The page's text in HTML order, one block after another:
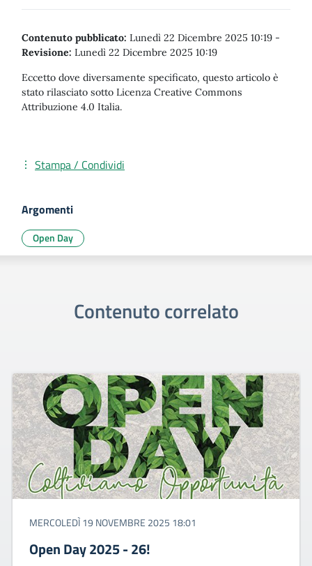
Contenuto pubblicato: Lunedì 22 Dicembre 2025 10:19 -
Revisione: Lunedì 22 Dicembre 2025 10:19
Eccetto dove diversamente specificato, questo articolo è
stato rilasciato sotto Licenza Creative Commons
Attribuzione 4.0 Italia.
Stampa / Condividi
Argomenti
Open Day
Contenuto correlato
MERCOLEDÌ 19 NOVEMBRE 2025 18:01
Open Day 2025 - 26!